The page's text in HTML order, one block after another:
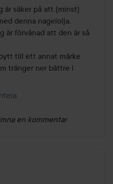
är säker på att (minst)
denna nagelolja.
är förvånad att den är så
till ett annat märke
tränger ner bättre i
en kommentar
4 år